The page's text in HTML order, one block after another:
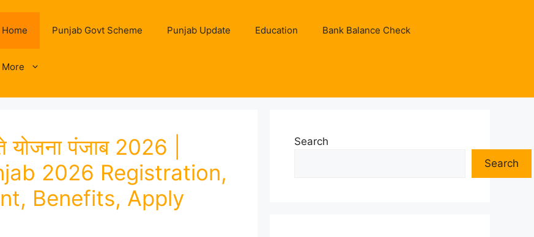
Home Punjab Govt Scheme Punjab Update Education Bank Balance Check
More
पंजाब 2026 |
2026 Registration,
Benefits, Apply
Search
Search